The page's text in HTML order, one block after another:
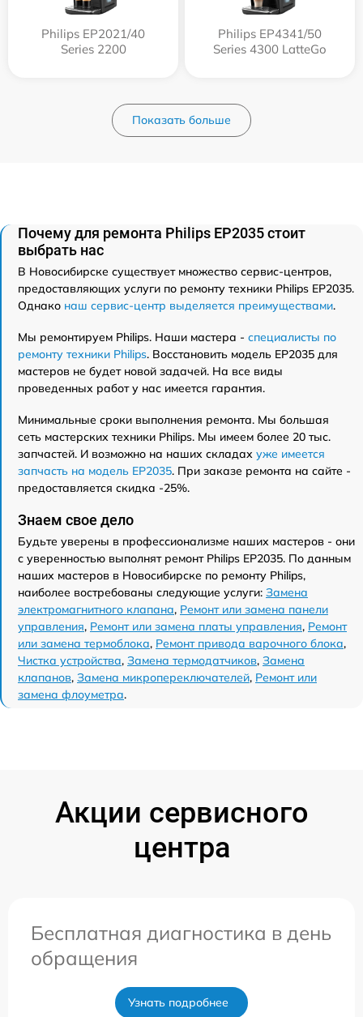
Philips EP2021/40
Series 2200
Philips EP4341/50
Series 4300 LatteGo
Показать больше
Почему для ремонта Philips EP2035 стоит
выбрать нас
В Новосибирске существует множество сервис-центров,
предоставляющих услуги по ремонту техники Philips EP2035.
Однако наш сервис-центр выделяется преимуществами.
Мы ремонтируем Philips. Наши мастера - специалисты по
ремонту техники Philips. Восстановить модель EP2035 для
мастеров не будет новой задачей. На все виды
проведенных работ у нас имеется гарантия.
Минимальные сроки выполнения ремонта. Мы большая
сеть мастерских техники Philips. Мы имеем более 20 тыс.
запчастей. И возможно на наших складах уже имеется
запчасть на модель EP2035. При заказе ремонта на сайте -
предоставляется скидка -25%.
Знаем свое дело
Будьте уверены в профессионализме наших мастеров - они
с уверенностью выполнят ремонт Philips EP2035. По данным
наших мастеров в Новосибирске по ремонту Philips,
наиболее востребованы следующие услуги: Замена
электромагнитного клапана, Ремонт или замена панели
управления, Ремонт или замена платы управления, Ремонт
или замена термоблока, Ремонт привода варочного блока,
Чистка устройства, Замена термодатчиков, Замена
клапанов, Замена микропереключателей, Ремонт или
замена флоуметра.
Акции сервисного
центра
Бесплатная диагностика в день
обращения
Узнать подробнее